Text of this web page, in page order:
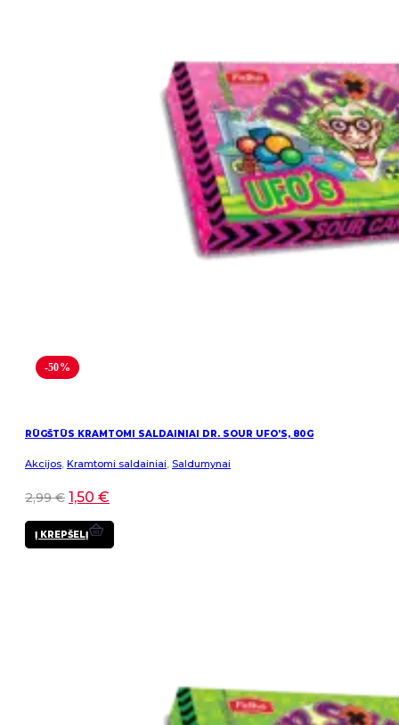
-50%
RŪGŠTŪS KRAMTOMI SALDAINIAI DR. SOUR UFO’S, 80G
Akcijos, Kramtomi saldainiai, Saldumynai
2,99€ 1,50 €
Į KREPŠELĮ